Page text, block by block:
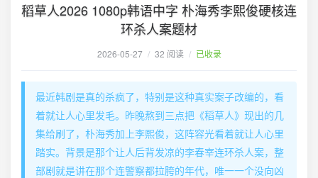
稻草人2026 1080p韩语中字 朴海秀李熙俊硬核连
环杀人案题材
2026-05-27 / 32 阅读 / 已收录
最近韩剧是真的杀疯了，特别是这种真实案子改编的，看
着就让人心里发毛。昨晚熬到三点把《稻草人》现出的几
集给刷了，朴海秀加上李熙俊，这阵容光看着就让人心里
踏实。背景是那个让人后背发凉的李春宰连环杀人案，整
部剧就是讲在那个连警察都拉胯的年代，唯一一个没向凶